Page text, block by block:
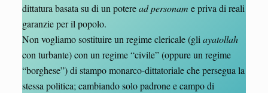
dittatura basata su di un poteread personam e priva di reali
garanzie per il popolo.
Non vogliamo sostituire un regime clericale (gliayatollah
con turbante) con un regime “civile” (oppure un regime
“borghese”) di stampo monarco-dittatoriale che persegua la
stessa politica; cambiando solo padrone e campo di